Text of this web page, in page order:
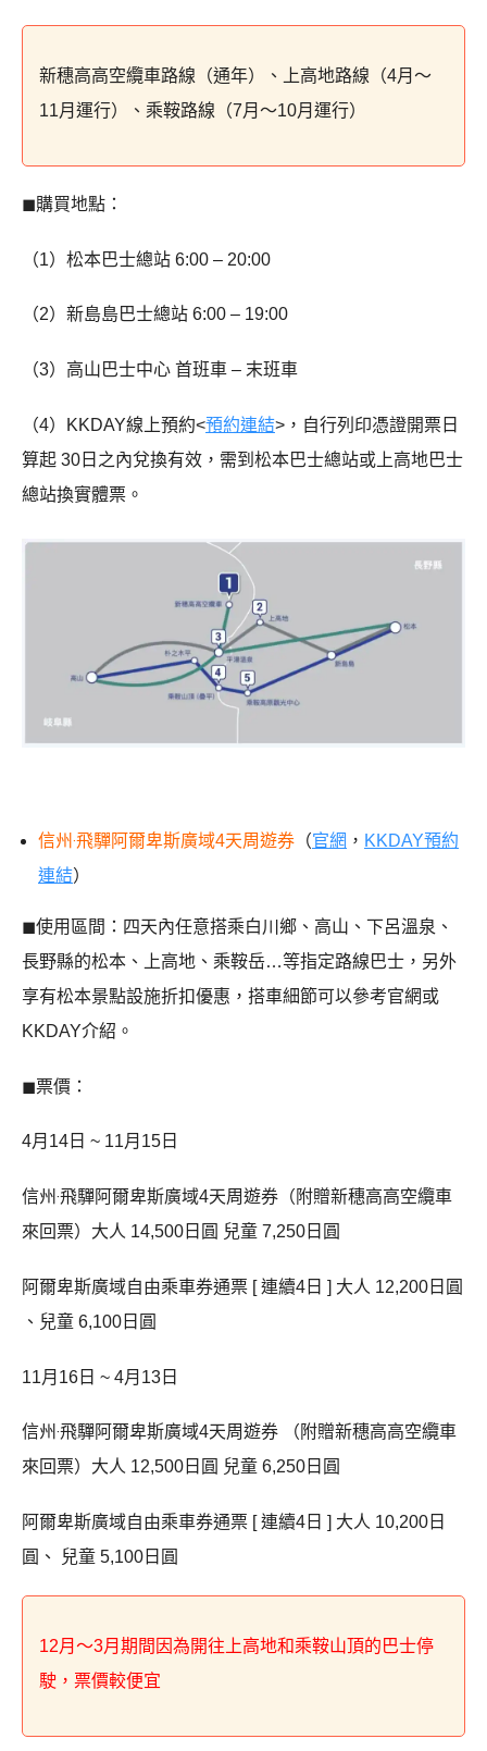
新穗高高空纜車路線（通年）、上高地路線（4月〜
11月運行）、乘鞍路線（7月〜10月運行）
◼︎購買地點：
（1）松本巴士總站 6:00 – 20:00
（2）新島島巴士總站 6:00 – 19:00
（3）高山巴士中心 首班車 – 末班車
（4）KKDAY線上預約<預約連結>，自行列印憑證開票日
算起 30日之內兌換有效，需到松本巴士總站或上高地巴士
總站換實體票。
信州‧飛驒阿爾卑斯廣域4天周遊券 （官網 ， KKDAY預約
連結）
◼︎使用區間：四天內任意搭乘白川鄉、高山、下呂溫泉、
長野縣的松本、上高地、乘鞍岳…等指定路線巴士，另外
享有松本景點設施折扣優惠，搭車細節可以參考官網或
KKDAY介紹。
◼︎票價：
4月14日 ~ 11月15日
信州‧飛驒阿爾卑斯廣域4天周遊券（附贈新穗高高空纜車
來回票）大人 14,500日圓 兒童 7,250日圓
阿爾卑斯廣域自由乘車券通票 [ 連續4日 ] 大人 12,200日圓
、兒童 6,100日圓
11月16日 ~ 4月13日
信州‧飛驒阿爾卑斯廣域4天周遊券 （附贈新穗高高空纜車
來回票）大人 12,500日圓 兒童 6,250日圓
阿爾卑斯廣域自由乘車券通票 [ 連續4日 ] 大人 10,200日
圓、 兒童 5,100日圓
12月～3月期間因為開往上高地和乘鞍山頂的巴士停
駛，票價較便宜